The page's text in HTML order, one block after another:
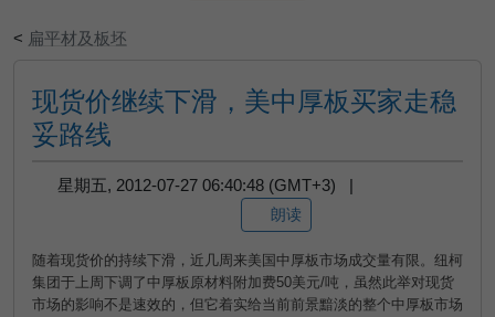
< 扁平材及板坯
现货价继续下滑，美中厚板买家走稳
妥路线
星期五, 2012-07-27 06:40:48 (GMT+3) |
朗读
随着现货价的持续下滑，近几周来美国中厚板市场成交量有限。纽柯
集团于上周下调了中厚板原材料附加费50美元/吨，虽然此举对现货
市场的影响不是速效的，但它着实给当前前景黯淡的整个中厚板市场